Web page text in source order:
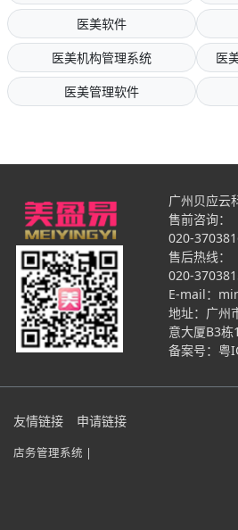
医美软件
医美机构管理系统
医
医美管理软件
广州贝应云
售前咨询：
020-
售后热线：
020-
E-mail：
地址：广州
意大厦B3栋
备案号： 粤
友情链接 申请链接
店务管理系统 |